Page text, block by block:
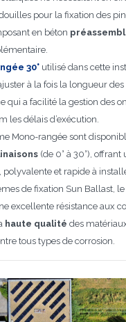
pour la fixation des
en béton
30° utilisé dans cette
à la fois la longueur
qui a facilité la gestion des
les délais d’exécution.
Mono-rangée sont
(de 0° à 30°), offrant
et rapide à
de fixation Sun Ballast,
excellente résistance aux
haute qualité des
tous types de corrosion.